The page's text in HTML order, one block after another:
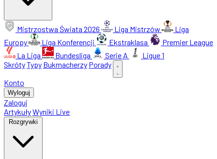
Mistrzostwa Świata 2026 Liga Mistrzów
Liga
Europy
Liga Konferencji Ekstraklasa
Premier League
La Liga
Bundesliga Serie A
Ligue 1
SkrótyTypy Bukmacherzy Porady
Konto
Wyloguj
Zaloguj
ArtykułyWyniki Live
Rozgrywki